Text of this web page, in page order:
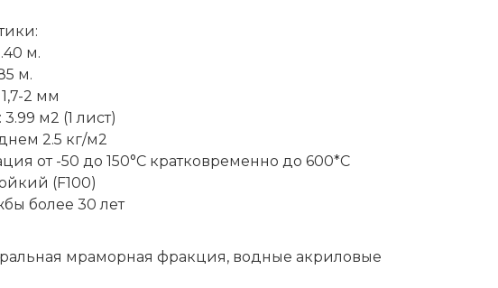
м.
м.
2 мм
м2 (1 лист)
2.5 кг/м2
от -50 до 150°С кратковременно до 600*С
(F100)
более 30 лет
мраморная фракция, водные акриловые